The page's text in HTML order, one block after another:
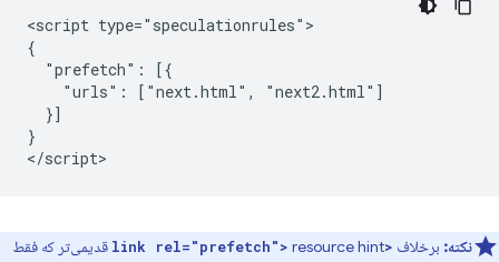
<script type="speculationrules">
{
  "prefetch": [{
    "urls": ["next.html", "next2.html"]
  }]
}
نکته: برخلاف <link rel="prefetch">
resource hint قدیمی‌تر که فقط